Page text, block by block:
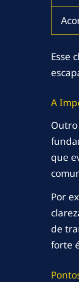
Esse
A
que
Por
de
forte